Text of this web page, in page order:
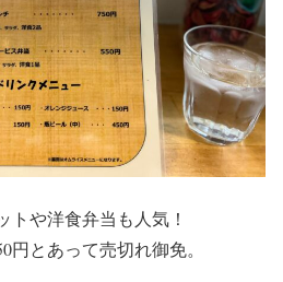
トや洋食弁当も人気！
とあって売切れ御免。